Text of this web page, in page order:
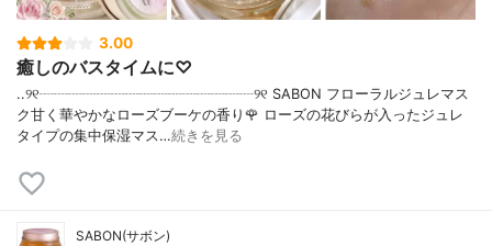
3.00
癒しのバスタイムに♡
..୨୧┈┈┈┈┈┈┈┈┈┈┈┈┈┈┈୨୧ SABON フローラルジュレマス
ク甘く華やかなローズブーケの香り🌹 ローズの花びらが入ったジュレ
タイプの集中保湿マス…続きを見る
SABON(サボン)